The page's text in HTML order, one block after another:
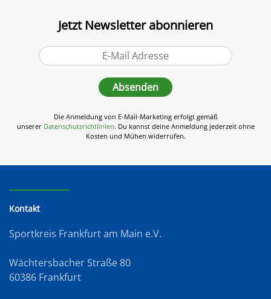
Jetzt Newsletter abonnieren
Absenden
Die Anmeldung von E-Mail-Marketing erfolgt gemäß
unserer Datenschutzrichtlinien. Du kannst deine Anmeldung jederzeit ohne
Kosten und Mühen widerrufen.
Kontakt
Sportkreis Frankfurt am Main e.V.
Wächtersbacher Straße 80
60386 Frankfurt